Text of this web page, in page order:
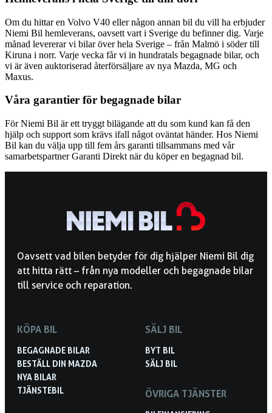
Om du hittar en Volvo V40 eller någon annan bil du vill ha erbjuder
Niemi Bil hemleverans, oavsett vart i Sverige du befinner dig. Varje
månad levererar vi bilar över hela Sverige – från Malmö i söder till
Kiruna i norr. Varje vecka får vi in hundratals begagnade bilar, och
vi är även auktoriserad återförsäljare av nya Mazda, MG och
Maxus.
Våra garantier för begagnade bilar
För Niemi Bil är ett tryggt bilägande att du som kund kan få den
hjälp och support som krävs ifall något oväntat händer. Hos Niemi
Bil kan du välja upp till fem års garanti tillsammans med vår
samarbetspartner Garanti Direkt när du köper en begagnad bil.
Oavsett vad bilen betyder för dig hjälper Niemi Bil dig
att hitta rätt – från nya modeller och begagnade bilar
till service och reparation.
KÖPA BIL
BEGAGNADE BILAR
BESTÄLL DIN MAZDA
NYA BILAR
TJÄNSTEBIL
SÄLJ BIL
BYT BIL
SÄLJ BIL
ÖVRIGA TJÄNSTER